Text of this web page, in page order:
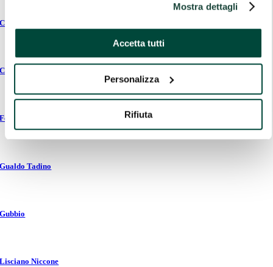
Mostra dettagli
Accetta tutti
Personalizza
Rifiuta
Città di Castello
Costacciaro
Fossato di Vico
Gualdo Tadino
Gubbio
Lisciano Niccone